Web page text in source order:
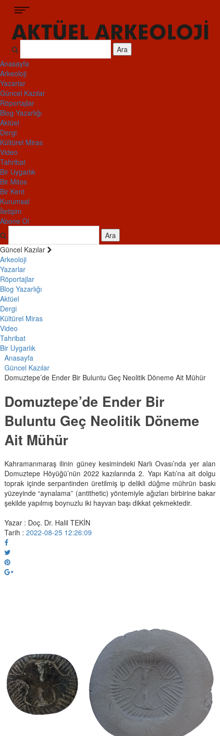
Ara
Anasayfa
Arkeoloji
Yazarlar
Güncel Kazılar
Röportajlar
Blog Yazarlığı
Aktüel
Dergi
Kültürel Miras
Video
Tahribat
Bir Uygarlık
Bir Mitos
Bir Kent
Kurumsal
İletişim
Abone Ol
Ara
Güncel Kazılar
Arkeoloji
Yazarlar
Röportajlar
Blog Yazarlığı
Aktüel
Dergi
Kültürel Miras
Video
Tahribat
Bir Uygarlık
Anasayfa
Güncel Kazılar
Domuztepe’de Ender Bir Buluntu Geç Neolitik Döneme Ait Mühür
Domuztepe’de Ender Bir
Buluntu Geç Neolitik Döneme
Ait Mühür
Kahramanmaraş ilinin güney kesimindeki Narlı Ovası’nda yer alan
Domuztepe Höyüğü’nün 2022 kazılarında 2. Yapı Katı’na ait dolgu
toprak içinde serpantinden üretilmiş ip delikli düğme mührün baskı
yüzeyinde “aynalama” (antithetic) yöntemiyle ağızları birbirine bakar
şekilde yapılmış boynuzlu iki hayvan başı dikkat çekmektedir.
Yazar : Doç. Dr. Halil TEKİN
Tarih : 2022-08-25 12:26:09